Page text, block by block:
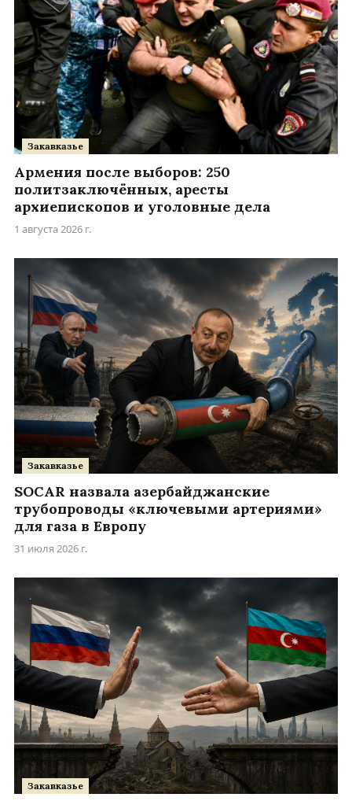
Закавказье
Армения после выборов: 250
политзаключённых, аресты
архиепископов и уголовные дела
1 августа 2026 г.
Закавказье
SOCAR назвала азербайджанские
трубопроводы «ключевыми артериями»
для газа в Европу
31 июля 2026 г.
Закавказье